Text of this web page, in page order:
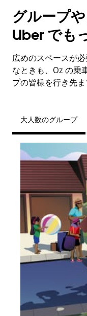
グループ
Uber でも
広めのスペースが
なときも、Oz の乗
プの皆様を行き先ま
大人数のグループ